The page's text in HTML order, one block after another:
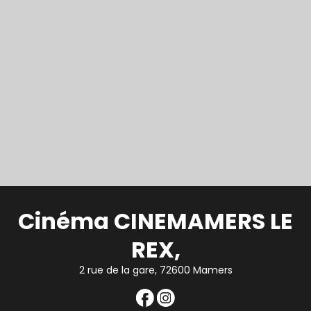
Cinéma CINEMAMERS LE
REX,
2 rue de la gare, 72600 Mamers